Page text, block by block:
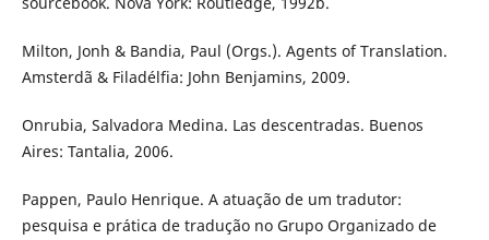
Milton, Jonh & Bandia, Paul (Orgs.). Agents of Translation.
Amsterdã & Filadélfia: John Benjamins, 2009.
Onrubia, Salvadora Medina. Las descentradas. Buenos
Aires: Tantalia, 2006.
Pappen, Paulo Henrique. A atuação de um tradutor:
pesquisa e prática de tradução no Grupo Organizado de